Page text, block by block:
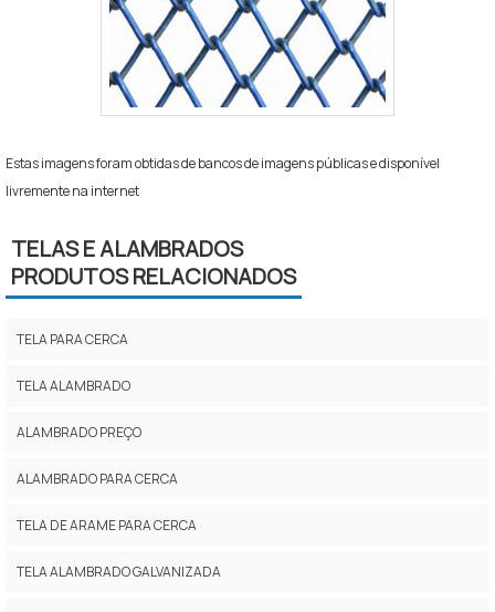
Estas imagens foram obtidas de bancos de imagens públicas e disponível
livremente na internet
TELAS E ALAMBRADOS
PRODUTOS RELACIONADOS
TELA PARA CERCA
TELA ALAMBRADO
ALAMBRADO PREÇO
ALAMBRADO PARA CERCA
TELA DE ARAME PARA CERCA
TELA ALAMBRADO GALVANIZADA